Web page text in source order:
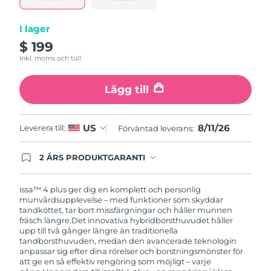
I lager
$ 199
Inkl. moms och tull
Lägg till
Leverera till: US Förväntad leverans: 8/11/26
2 ÅRS PRODUKTGARANTI
utan extra kostnad om du får problem med den
inom två år efter inköpsdatum.
issa™ 4 plus ger dig en komplett och personlig
munvårdsupplevelse – med funktioner som skyddar
tandköttet, tar bort missfärgningar och håller munnen
fräsch längre.Det innovativa hybridborsthuvudet håller
upp till två gånger längre än traditionella
tandborsthuvuden, medan den avancerade teknologin
anpassar sig efter dina rörelser och borstningsmönster för
att ge en så effektiv rengöring som möjligt – varje